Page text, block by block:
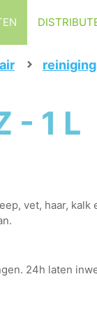
- 1 L
vet, haar,
24h laten